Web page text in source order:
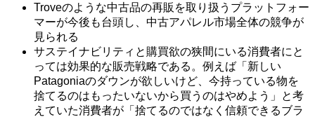
Troveのような中古品の再販を取り扱うプラットフォー
マーが今後も台頭し、中古アパレル市場全体の競争が
見られる
サステイナビリティと購買欲の狭間にいる消費者にと
っては効果的な販売戦略である。例えば「新しい
Patagoniaのダウンが欲しいけど、今持っている物を
捨てるのはもったいないから買うのはやめよう」と考
えていた消費者が「捨てるのではなく信頼できるブラ